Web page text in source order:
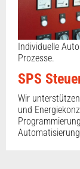
Individuelle
Prozesse.
SPS
Wir
und